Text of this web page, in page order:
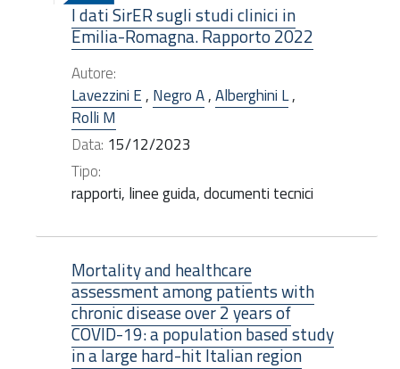
I dati SirER sugli studi clinici in
Emilia-Romagna. Rapporto 2022
Autore:
Lavezzini E, Negro A,Alberghini L,
Rolli M
Data: 15/12/2023
Tipo:
rapporti, linee guida, documenti tecnici
Mortality and healthcare
assessment among patients with
chronic disease over 2 years of
COVID-19: a population based study
in a large hard-hit Italian region